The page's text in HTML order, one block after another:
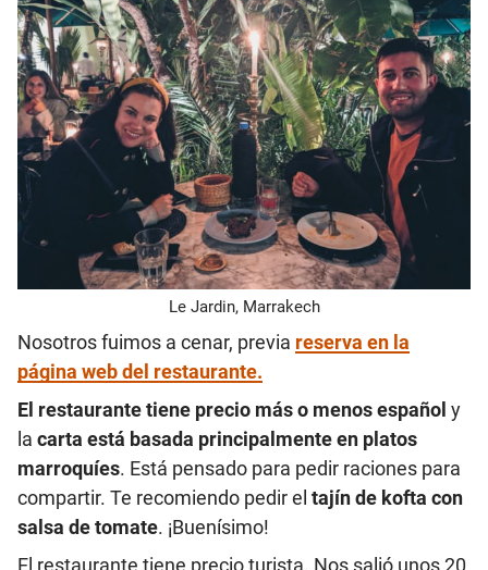
Le Jardin, Marrakech
Nosotros fuimos a cenar, previa reserva en la
página web del restaurante.
El restaurante tiene precio más o menos español y
la carta está basada principalmente en platos
marroquíes. Está pensado para pedir raciones para
compartir. Te recomiendo pedir el tajín de kofta con
salsa de tomate. ¡Buenísimo!
El restaurante tiene precio turista. Nos salió unos 20